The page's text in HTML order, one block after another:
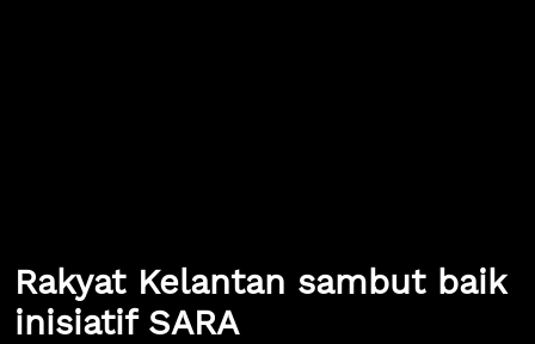
Rakyat Kelantan sambut baik
inisiatif SARA